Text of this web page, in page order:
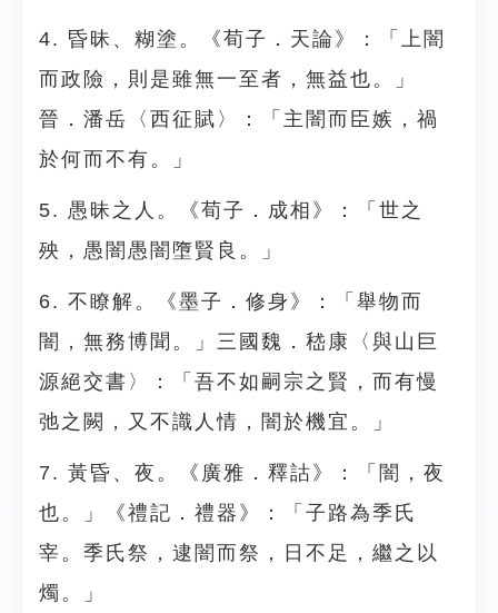
4. 昏昧、糊塗。《荀子．天論》：「上闇
而政險，則是雖無一至者，無益也。」
晉．潘岳〈西征賦〉：「主闇而臣嫉，禍
於何而不有。」
5. 愚昧之人。《荀子．成相》：「世之
殃，愚闇愚闇墮賢良。」
6. 不瞭解。《墨子．修身》：「舉物而
闇，無務博聞。」三國魏．嵇康〈與山巨
源絕交書〉：「吾不如嗣宗之賢，而有慢
弛之闕，又不識人情，闇於機宜。」
7. 黃昏、夜。《廣雅．釋詁》：「闇，夜
也。」《禮記．禮器》：「子路為季氏
宰。季氏祭，逮闇而祭，日不足，繼之以
燭。」